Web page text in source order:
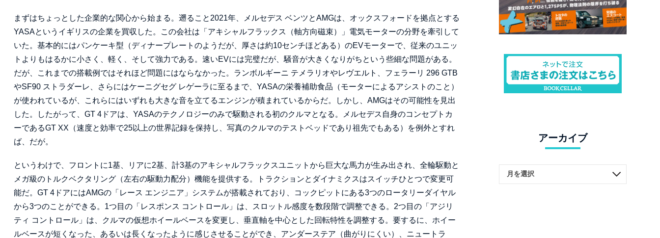
まずはちょっとした企業的な関心から始まる。遡ること2021年、メルセデス ベンツとAMGは、オックスフォードを拠点とする
YASAというイギリスの企業を買収した。この会社は「アキシャルフラックス（軸方向磁束）」電気モーターの分野を牽引して
いた。基本的にはパンケーキ型（ディナープレートのようだが、厚さは約10センチほどある）のEVモーターで、従来のユニッ
トよりもはるかに小さく、軽く、そして強力である。速いEVには完璧だが、騒音が大きくなりがちという些細な問題がある。
だが、これまでの搭載例ではそれほど問題にはならなかった。ランボルギーニ テメラリオやレヴエルト、フェラーリ 296 GTB
やSF90 ストラダーレ、さらにはケーニグセグ レゲーラに至るまで、YASAの栄養補助食品（モーターによるアシストのこと）
が使われているが、これらにはいずれも大きな音を立てるエンジンが積まれているからだ。しかし、AMGはその可能性を見出
した。したがって、GT 4ドアは、YASAのテクノロジーのみで駆動される初のクルマとなる。メルセデス自身のコンセプトカ
ーであるGT XX（速度と効率で25以上の世界記録を保持し、写真のクルマのテストベッドであり祖先でもある）を例外とすれ
ば、だが。
というわけで、フロントに1基、リアに2基、計3基のアキシャルフラックスユニットから巨大な馬力が生み出され、全輪駆動と
メガ級のトルクベクタリング（左右の駆動力配分）機能を提供する。トラクションとダイナミクスはスイッチひとつで変更可
能だ。GT 4ドアにはAMGの「レース エンジニア」システムが搭載されており、コックピットにある3つのロータリーダイヤル
から3つのことができる。1つ目の「レスポンス コントロール」は、スロットル感度を数段階で調整できる。2つ目の「アジリ
ティ コントロール」は、クルマの仮想ホイールベースを変更し、垂直軸を中心とした回転特性を調整する。要するに、ホイー
ルベースが短くなった、あるいは長くなったように感じさせることができ、アンダーステア（曲がりにくい）、ニュートラ
アーカイブ